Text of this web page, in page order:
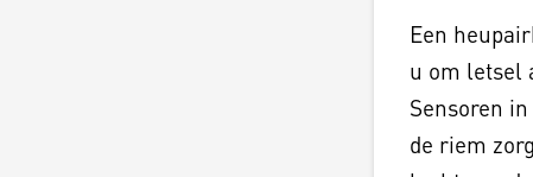
Een
u om letsel
Sensoren
de riem